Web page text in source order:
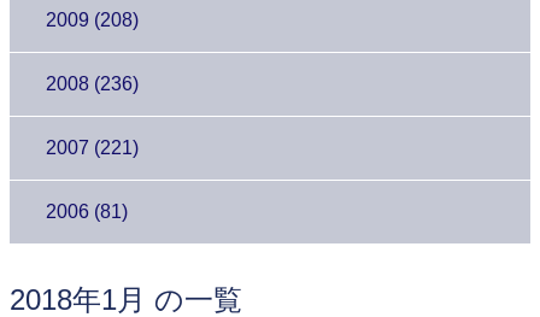
2009 (208)
2008 (236)
2007 (221)
2006 (81)
2018年1月 の一覧